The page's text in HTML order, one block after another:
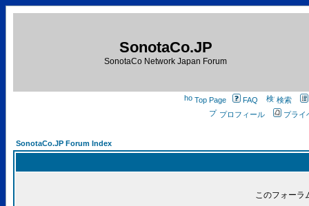
SonotaCo.JP
SonotaCo Network Japan Forum
Top Page FAQ
検索
プロフィール
プライ
SonotaCo.JP Forum Index
このフォーラ